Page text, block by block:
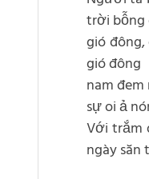
trời bỗng
gió
gió đông
nam
sự oi ả
Với trắm
ngày săn